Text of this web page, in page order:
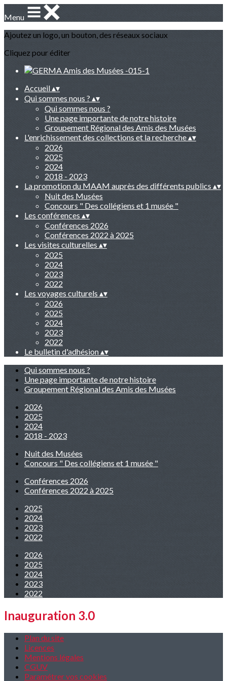
Menu
Ajoutez un logo, un bouton, des réseaux sociaux
Cliquez pour éditer
Accueil▴▾
Qui sommes nous ? ▴▾
Qui sommes nous ?
Une page importante de notre histoire
Groupement Régional des Amis des Musées
L'enrichissement des collections et la recherche▴▾
2026
2025
2024
2018 - 2023
La promotion du MAAM auprès des différents publics ▴▾
Nuit des Musées
Concours " Des collégiens et 1 musée "
Les conférences ▴▾
Conférences 2026
Conférences 2022 à 2025
Les visites culturelles ▴▾
2025
2024
2023
2022
Les voyages culturels ▴▾
2026
2025
2024
2023
2022
Le bulletin d'adhésion▴▾
Qui sommes nous ?
Une page importante de notre histoire
Groupement Régional des Amis des Musées
2026
2025
2024
2018 - 2023
Nuit des Musées
Concours " Des collégiens et 1 musée "
Conférences 2026
Conférences 2022 à 2025
2025
2024
2023
2022
2026
2025
2024
2023
2022
Inauguration 3.0
Plan du site
Licences
Mentions légales
CGUV
Paramétrer vos cookies